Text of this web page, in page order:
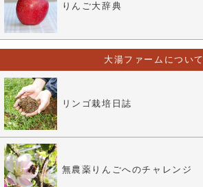
りんご大辞典
大湯ファームについて
リンゴ栽培日誌
無農薬りんごへのチャレンジ